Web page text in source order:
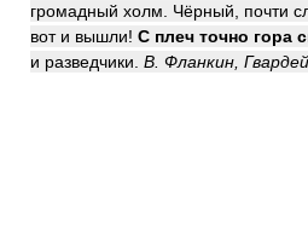
громадный холм. Чёрный, почти
вот и вышли! С плеч точно гора
и разведчики. В. Фланкин,